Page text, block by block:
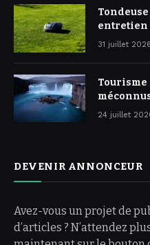
entretien
31 juillet 2026
Tourisme
24 juillet
DEVENIR ANNONCEUR
Avez-vous un projet de
d’articles ? N’attendez